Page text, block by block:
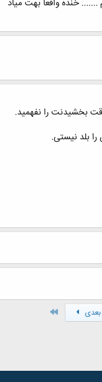
....... خنده واقعا بهت میاد
بخشیدنت را نفهمید.
بلد نیستی.
بعدی